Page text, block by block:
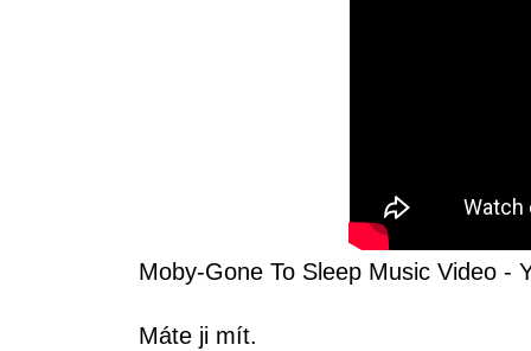
Moby-Gone To Sleep Music Video -
Máte ji mít.